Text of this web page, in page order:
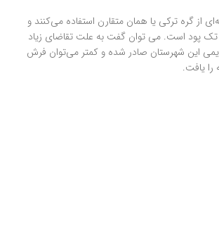
از گره ترکی یا همان متقارن استفاده می‌کنند و
پود است. می توان گفت به علت تقاضای زیاد
این شهرستان صادر شده و کمتر می‌توان فرش
یافت.